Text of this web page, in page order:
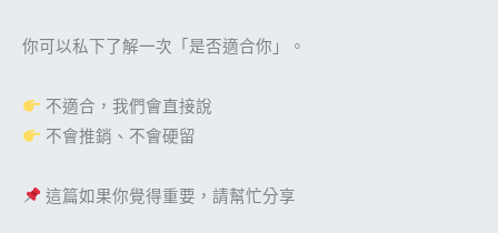
你可以私下了解一次「是否適合你」。
不適合，我們會直接說
不會推銷、不會硬留
這篇如果你覺得重要，請幫忙分享